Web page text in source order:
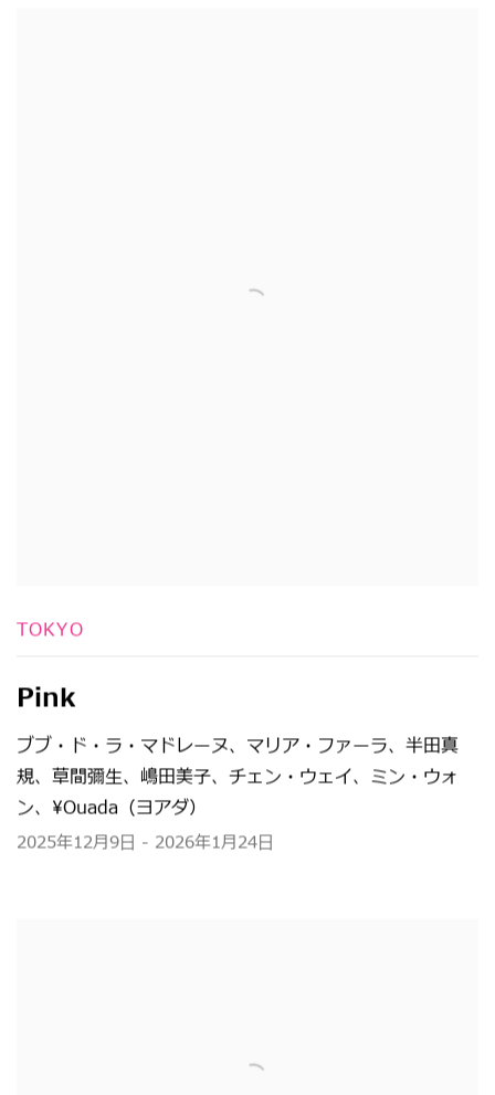
Pink
ブブ・ド・ラ・マドレーヌ、マリア・ファーラ、半田真
規、草間彌生、嶋田美子、チェン・ウェイ、ミン・ウォ
ン、¥ouada（ヨアダ）
2025年12月9日 - 2026年1月24日
TOKYO